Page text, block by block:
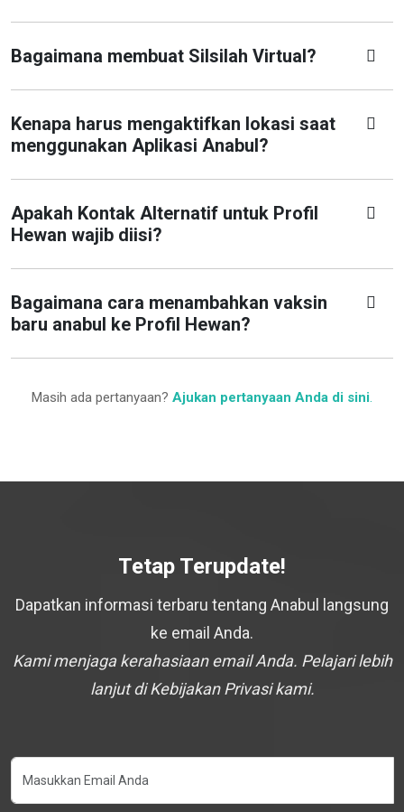
Bagaimana membuat Silsilah Virtual?
Kenapa harus mengaktifkan lokasi saat
menggunakan Aplikasi Anabul?
Apakah Kontak Alternatif untuk Profil
Hewan wajib diisi?
Bagaimana cara menambahkan vaksin
baru anabul ke Profil Hewan?
Masih ada pertanyaan? Ajukan pertanyaan Anda di sini.
Tetap Terupdate!
Dapatkan informasi terbaru tentang Anabul langsung
ke email Anda.
Kami menjaga kerahasiaan email Anda. Pelajari lebih
lanjut di Kebijakan Privasi kami.